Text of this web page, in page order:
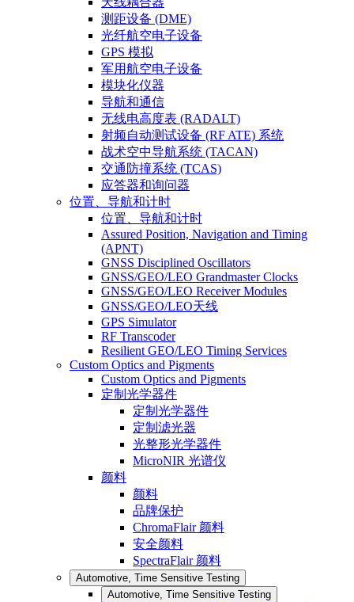
测距设备 (DME)
光纤航空电子设备
GPS 模拟
军用航空电子设备
模块化仪器
导航和通信
无线电高度表 (RADALT)
射频自动测试设备 (RF ATE) 系统
战术空中导航系统 (TACAN)
交通防撞系统 (TCAS)
应答器和询问器
位置、导航和计时
位置、导航和计时
Assured Position, Navigation and Timing
(APNT)
GNSS Disciplined Oscillators
GNSS/GEO/LEO Grandmaster Clocks
GNSS/GEO/LEO Receiver Modules
GNSS/GEO/LEO天线
GPS Simulator
RF Transcoder
Resilient GEO/LEO Timing Services
Custom Optics and Pigments
Custom Optics and Pigments
定制光学器件
定制光学器件
定制滤光器
光整形光学器件
MicroNIR 光谱仪
颜料
颜料
品牌保护
ChromaFlair 颜料
安全颜料
SpectraFlair 颜料
Automotive, Time Sensitive Testing
Automotive, Time Sensitive Testing